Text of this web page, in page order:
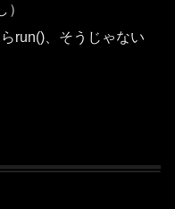
run()、そうじゃない